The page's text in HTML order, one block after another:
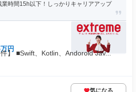
時間15h以下！しっかりキャリアアップ
円
】 ■Swift、Kotlin、Andoroid Jav...
気になる